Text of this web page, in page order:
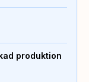
produktion